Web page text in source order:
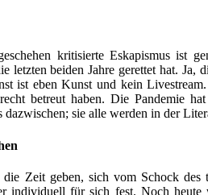
kritisierte Eskapismus ist
letzten beiden Jahre gerettet hat.
ist eben Kunst und kein
betreut haben. Die Pandemie
dazwischen; sie alle werden in der
Zeit geben, sich vom Schock
individuell für sich fest. Noch